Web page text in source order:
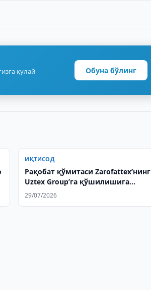
қулай
Обуна бўлинг
ИҚТИСОД
Рақобат қўмитаси Zarofattex’нинг
Uztex Group’га қўшилишига
розилик берди
29/07/2026